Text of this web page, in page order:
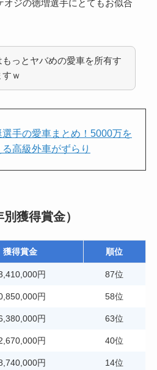
オジの徳増選手にとてもお似合
っとヤバめの愛車を所有す
ｗ
選手の愛車まとめ！5000万を
る高級外車がずらり
獲得賞金）
獲得賞金 順位
円 87位
円 58位
円 63位
円 40位
円 14位